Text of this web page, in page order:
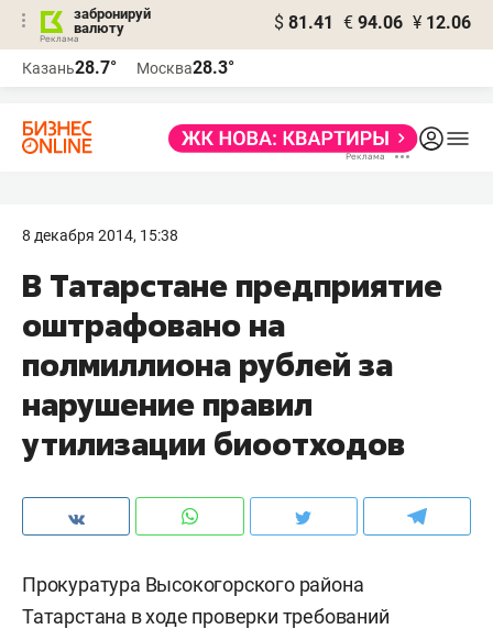
забронируй
валюту
$ 81.41 € 94.06 ¥ 12.06
Казань28.7° Москва28.3°
8 декабря 2014, 15:38
В Татарстане предприятие
оштрафовано на
полмиллиона рублей за
нарушение правил
утилизации биоотходов
Прокуратура Высокогорского района
Татарстана в ходе проверки требований